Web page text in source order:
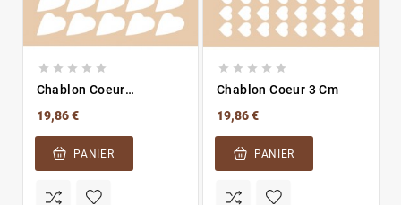
    
Chablon Coeur
19,86 €
PANIER
    
Chablon Coeur 3 Cm
19,86 €
PANIER